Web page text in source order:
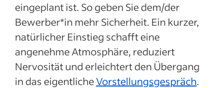
eingeplant ist. So geben Sie dem/der
Bewerber*in mehr Sicherheit. Ein kurzer,
natürlicher Einstieg schafft eine
angenehme Atmosphäre, reduziert
Nervosität und erleichtert den Übergang
in das eigentlicheVorstellungsgespräch.